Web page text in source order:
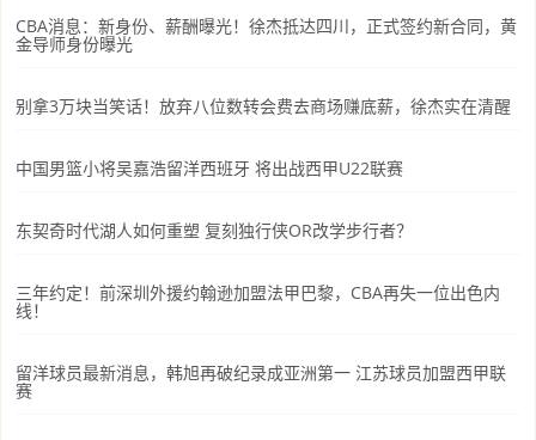
CBA消息：新身份、薪酬曝光！徐杰抵达四川，正式签约新合同，黄
金导师身份曝光
别拿3万块当笑话！放弃八位数转会费去商场赚底薪，徐杰实在清醒
中国男篮小将吴嘉浩留洋西班牙 将出战西甲U22联赛
东契奇时代湖人如何重塑 复刻独行侠OR改学步行者？
三年约定！前深圳外援约翰逊加盟法甲巴黎，CBA再失一位出色内
线！
留洋球员最新消息，韩旭再破纪录成亚洲第一 江苏球员加盟西甲联
赛